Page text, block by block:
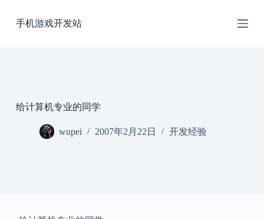
过
手机游戏开发站
给计算机专业的同学
wupei 2007年2月22日 开发经验